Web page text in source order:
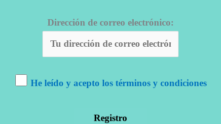
Dirección de correo electrónico:
He leído y acepto los términos y condiciones